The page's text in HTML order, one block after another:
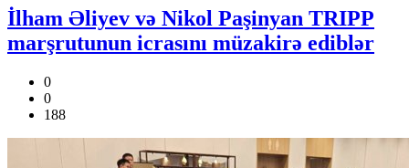
İlham Əliyev və Nikol Paşinyan TRIPP
marşrutunun icrasını müzakirə ediblər
0
0
188